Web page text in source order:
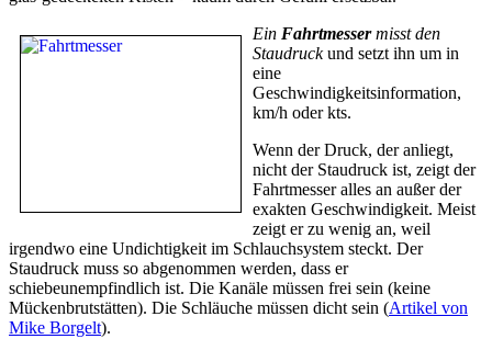
Ein Fahrtmessermisst den
Staudruckund setzt ihn um in
eine
Geschwindigkeitsinformation,
km/h oder kts.
Wenn der Druck, der anliegt,
nicht der Staudruck ist, zeigt der
Fahrtmesser alles an außer der
exakten Geschwindigkeit. Meist
zeigt er zu wenig an, weil
irgendwo eine Undichtigkeit im Schlauchsystem steckt. Der
Staudruck muss so abgenommen werden, dass er
schiebeunempfindlich ist. Die Kanäle müssen frei sein (keine
Mückenbrutstätten). Die Schläuche müssen dicht sein (Artikel von
Mike Borgelt).